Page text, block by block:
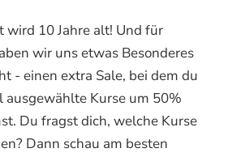
wird 10 Jahre alt! Und für
wir uns etwas Besonderes
- einen extra Sale, bei dem du
ausgewählte Kurse um 50%
Du fragst dich, welche Kurse
Dann schau am besten